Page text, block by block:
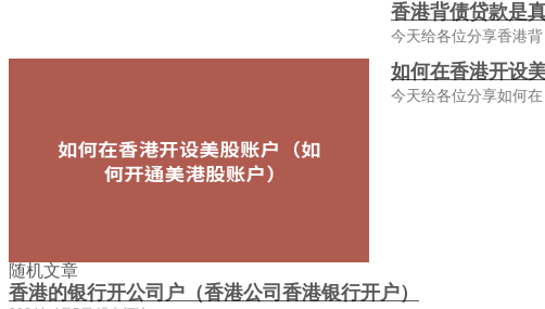
香港背债贷款是
今天给各位分享香港背
如何在香港开设
今天给各位分享如何在
随机文章
香港的银行开公司户（香港公司香港银行开户）